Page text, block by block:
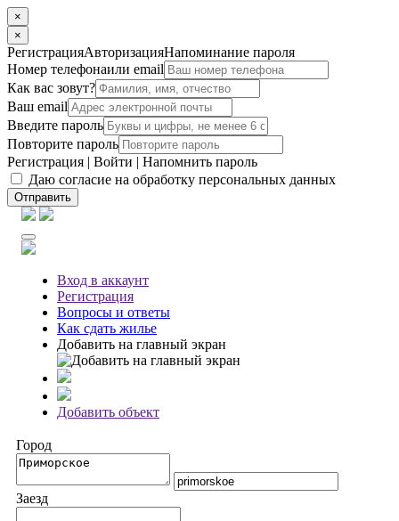
×
×
РегистрацияАвторизацияНапоминание пароля
Номер телефонаили email
Как вас зовут?
Ваш email
Введите пароль
Повторите пароль
Регистрация | Войти | Напомнить пароль
Даю согласие на обработку персональных данных
Отправить
Вход в аккаунт
Регистрация
Вопросы и ответы
Как сдать жилье
Добавить на главный экран
Добавить объект
Город
Заезд